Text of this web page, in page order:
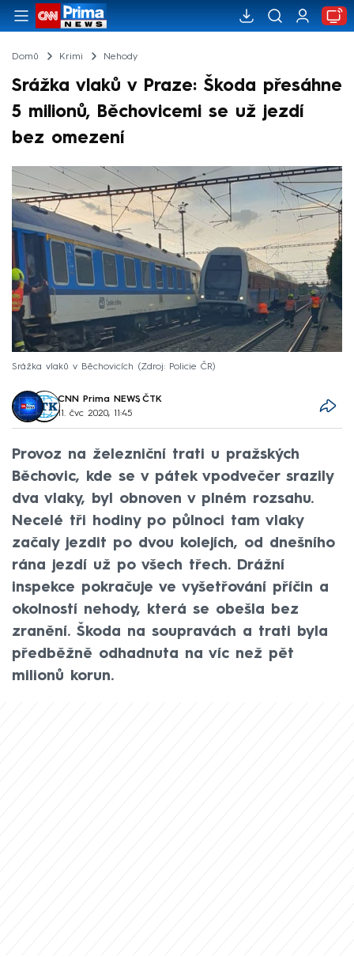
Domů Krimi Nehody
Srážka vlaků v Praze: Škoda přesáhne
5 milionů, Běchovicemi se už jezdí
bez omezení
Srážka vlaků v Běchovicích Zdroj: Policie ČR
CNN Prima NEWS, ČTK
11. čvc 2020, 11:45
Provoz na železniční trati u pražských
Běchovic, kde se v pátek vpodvečer srazily
dva vlaky, byl obnoven v plném rozsahu.
Necelé tři hodiny po půlnoci tam vlaky
začaly jezdit po dvou kolejích, od dnešního
rána jezdí už po všech třech. Drážní
inspekce pokračuje ve vyšetřování příčin a
okolností nehody, která se obešla bez
zranění. Škoda na soupravách a trati byla
předběžně odhadnuta na víc než pět
milionů korun.